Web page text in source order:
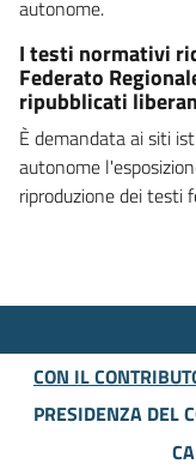
autonome.
I testi normativi
Federato
ripubblicati
È demandata ai siti
autonome
riproduzione dei
CON IL
PRESIDENZA DEL